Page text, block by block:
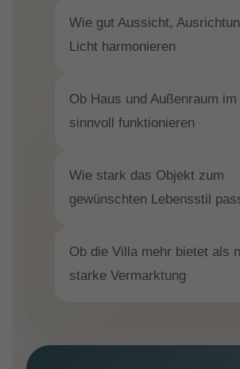
Wie gut Aussicht,
Licht harmonieren
Ob Haus und Außenraum im
sinnvoll funktionieren
Wie stark das Objekt zum
gewünschten Lebensstil
Ob die Villa mehr bietet als
starke Vermarktung